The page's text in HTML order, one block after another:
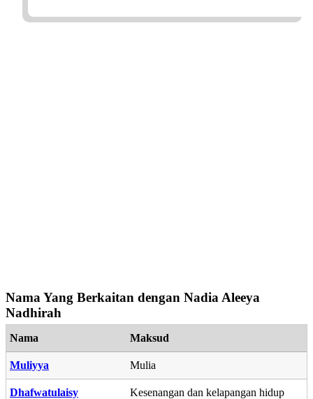
Nama Yang Berkaitan dengan Nadia Aleeya
Nadhirah
Nama Maksud
Muliyya Mulia
Dhafwatulaisy Kesenangan dan kelapangan hidup